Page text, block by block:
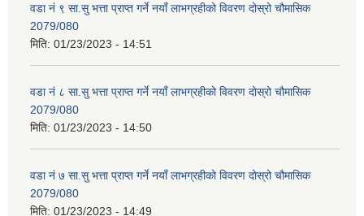
वडा नं ९ सा.सु भत्ता प्राप्त गर्ने नयाँ लाभग्रहीको विवरण दोस्रो चौमासिक
2079/080
मिति: 01/23/2023 - 14:51
वडा नं ८ सा.सु भत्ता प्राप्त गर्ने नयाँ लाभग्रहीको विवरण दोस्रो चौमासिक
2079/080
मिति: 01/23/2023 - 14:50
वडा नं ७ सा.सु भत्ता प्राप्त गर्ने नयाँ लाभग्रहीको विवरण दोस्रो चौमासिक
2079/080
मिति: 01/23/2023 - 14:49